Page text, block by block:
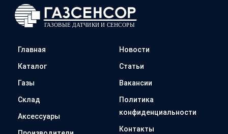
Главная
Каталог
Газы
Склад
Аксессуары
Новости
Статьи
Вакансии
Политика
конфиденциальности
Контакты